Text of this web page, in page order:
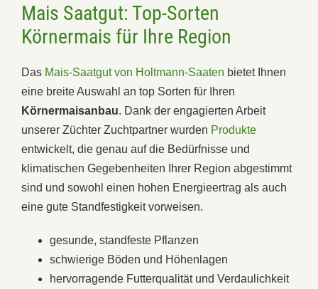
Mais Saatgut: Top-Sorten
Körnermais für Ihre Region
Das Mais-Saatgut von Holtmann-Saaten bietet Ihnen
eine breite Auswahl an top Sorten für Ihren
Körnermaisanbau. Dank der engagierten Arbeit
unserer Züchter Zuchtpartner wurden Produkte
entwickelt, die genau auf die Bedürfnisse und
klimatischen Gegebenheiten Ihrer Region abgestimmt
sind und sowohl einen hohen Energieertrag als auch
eine gute Standfestigkeit vorweisen.
gesunde, standfeste Pflanzen
schwierige Böden und Höhenlagen
hervorragende Futterqualität und Verdaulichkeit